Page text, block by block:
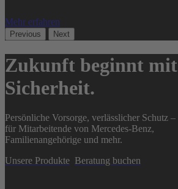
Mehr erfahren
Previous Next
Zukunft beginnt mit
Sicherheit.
Persönliche Vorsorge, verlässlicher Schutz –
für Mitarbeitende von Mercedes-Benz,
Familienangehörige und mehr.
Unsere Produkte Beratung buchen